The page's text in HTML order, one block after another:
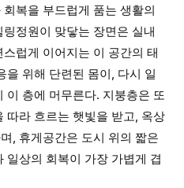
복을 부드럽게 품는 생활의
정원이 맞닿는 장면은 실내
럽게 이어지는 이 공간의 태
을 위해 단련된 몸이, 다시 일
이 층에 머무른다. 지붕층은 또
따라 흐르는 햇빛을 받고, 옥상
, 휴게공간은 도시 위의 짧은
일상의 회복이 가장 가볍게 겹